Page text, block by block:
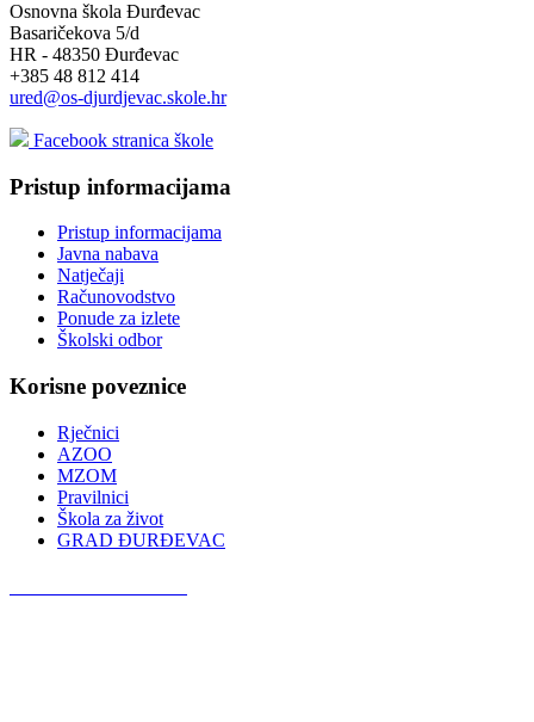
Osnovna škola Đurđevac
Basaričekova 5/d
HR - 48350 Đurđevac
+385 48 812 414
ured@os-djurdjevac.skole.hr
Facebook stranica škole
Pristup informacijama
Pristup informacijama
Javna nabava
Natječaji
Računovodstvo
Ponude za izlete
Školski odbor
Korisne poveznice
Rječnici
AZOO
MZOM
Pravilnici
Škola za život
GRAD ĐURĐEVAC